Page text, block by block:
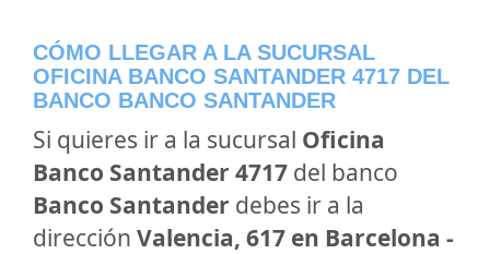
CÓMO LLEGAR A LA SUCURSAL
OFICINA BANCO SANTANDER 4717 DEL
BANCO BANCO SANTANDER
Si quieres ir a la sucursal Oficina
Banco Santander 4717 del banco
Banco Santander debes ir a la
dirección Valencia, 617 en Barcelona -